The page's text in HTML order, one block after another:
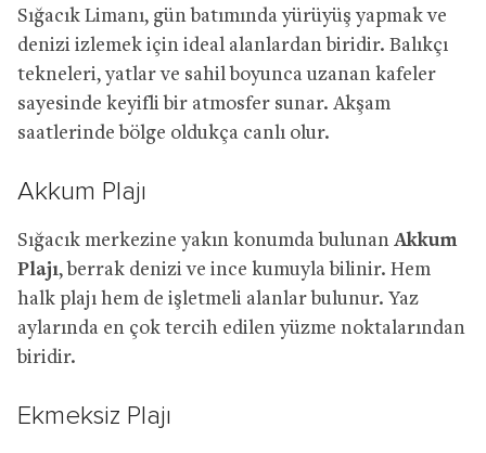
Sığacık Limanı, gün batımında yürüyüş yapmak ve
denizi izlemek için ideal alanlardan biridir. Balıkçı
tekneleri, yatlar ve sahil boyunca uzanan kafeler
sayesinde keyifli bir atmosfer sunar. Akşam
saatlerinde bölge oldukça canlı olur.
Akkum Plajı
Sığacık merkezine yakın konumda bulunan Akkum
Plajı, berrak denizi ve ince kumuyla bilinir. Hem
halk plajı hem de işletmeli alanlar bulunur. Yaz
aylarında en çok tercih edilen yüzme noktalarından
biridir.
Ekmeksiz Plajı